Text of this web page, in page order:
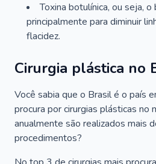
Toxina botulínica, ou seja,
principalmente para diminuir
flacidez.
Cirurgia plástica no
Você sabia que o Brasil é o país
procura por cirurgias plásticas no
anualmente são realizados mais
procedimentos?